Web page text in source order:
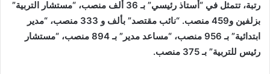
رتبة، تتمثل في “أستاذ رئيسي” بـ 36 ألف منصب، “مستشار التربية”
بزلفين و459 منصب. “نائب مقتصد” بألف و ‫333 منصب، “مدير
ابتدائية” بـ 956 منصب، “مساعد مدير” بـ 894 منصب، “مستشار
رئيس للتربية” بـ 375 منصب.